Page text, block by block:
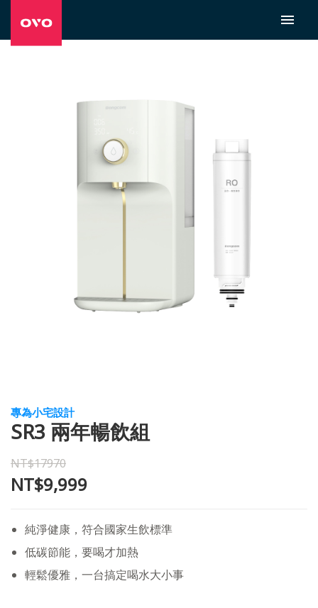
專為小宅設計
SR3 兩年暢飲組
NT$17970
NT$9,999
純淨健康，符合國家生飲標準
低碳節能，要喝才加熱
輕鬆優雅，一台搞定喝水大小事